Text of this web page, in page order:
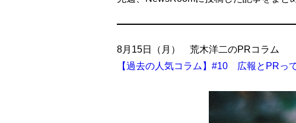
8月15日（月） 荒木洋二のPRコラム
【過去の人気コラム】#10 広報とPRっ